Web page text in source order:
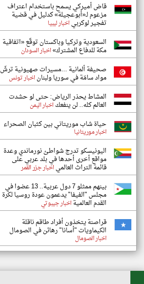
قاض أميركي يسمح باستخدام اعتراف
مزعوم لـ«أبوعجيلة» كدليل في قضية
تفجير لوكربياخبار ليبيا
السعودية وتركيا وباكستان توقّع «اتفاقية
مكة للدفاع المشترك»اخبار السودان
صحيفة ألمانية ...مسيرات صهيونية ترشّ
مواد سامّة في سوريا ولبناناخبار تونس
المشاط يحذر الرياض: حتى لو حشدت
العالم كله.. لن ينفعكاخبار اليمن
حياة شاب موريتاني بين كثبان الصحراء
اخبار موريتانيا
اليونيسكو تدرج شواطئ نورماندي وعدة
مواقع أخرى أحدها في بلد عربي على
قائمة التراث العالمياخبار جزر القمر
بينهم ممثلو 7 دول عربية.. 13 عضوا في
مجلس "الفيفا" يدعمون عودة روسيا لكرة
القدم العالميةاخبار جيبوتي
قراصنة يتخذون أفراد طاقم ناقلة
الكيماويات "أسانا" رهائن في الصومال
اخبار الصومال